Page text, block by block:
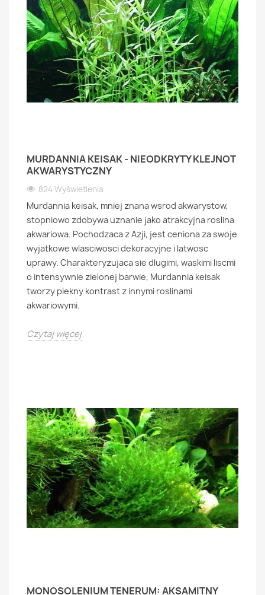
MURDANNIA KEISAK - NIEODKRYTY KLEJNOT
AKWARYSTYCZNY
824 Wyświetlenia
Murdannia keisak, mniej znana wsrod akwarystow,
stopniowo zdobywa uznanie jako atrakcyjna roslina
akwariowa. Pochodzaca z Azji, jest ceniona za swoje
wyjatkowe wlasciwosci dekoracyjne i latwosc
uprawy. Charakteryzujaca sie dlugimi, waskimi liscmi
o intensywnie zielonej barwie, Murdannia keisak
tworzy piekny kontrast z innymi roslinami
akwariowymi.
Czytaj więcej
MONOSOLENIUM TENERUM: AKSAMITNY